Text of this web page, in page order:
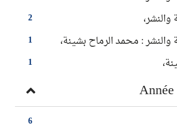
2 والنشر‏،
1 والنشر : محمد الرماح بشينة،
1
6